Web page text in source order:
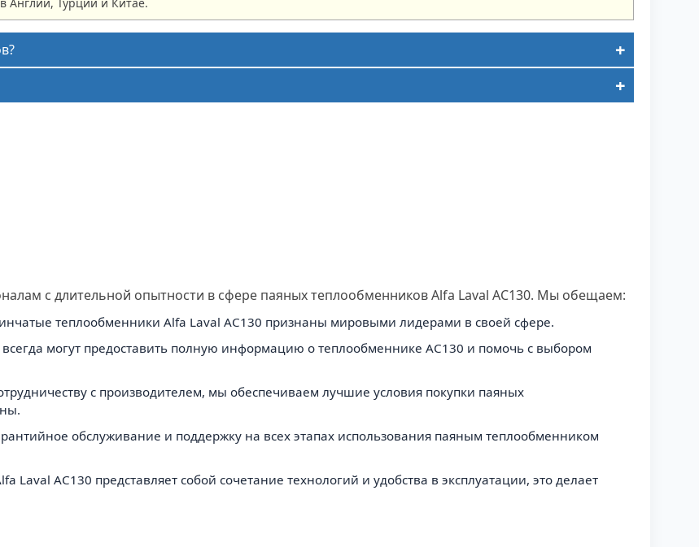
Англии, Турции и Китае.
с длительной опытности в сфере паяных теплообменников Alfa Laval AC130. Мы обещаем:
теплообменники Alfa Laval AC130 признаны мировыми лидерами в своей сфере.
могут предоставить полную информацию о теплообменнике AC130 и помочь с выбором
с производителем, мы обеспечиваем лучшие условия покупки паяных
обслуживание и поддержку на всех этапах использования паяным теплообменником
Laval AC130 представляет собой сочетание технологий и удобства в эксплуатации, это делает